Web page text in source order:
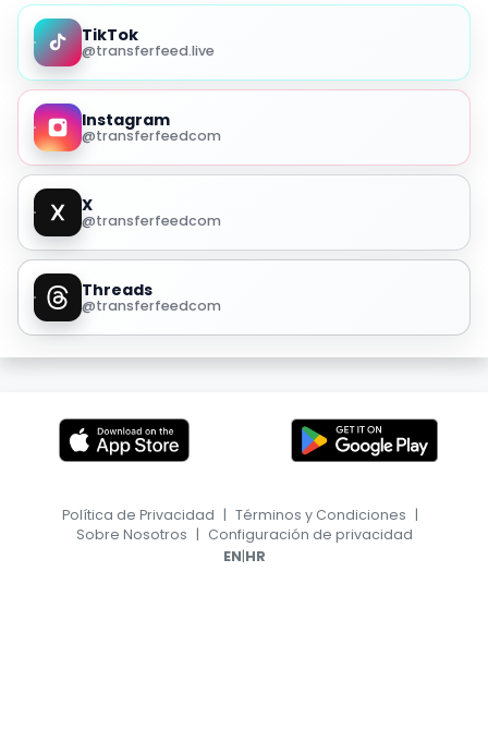
TikTok
@transferfeed.live
Instagram
@transferfeedcom
X
@transferfeedcom
Threads
@transferfeedcom
Política de Privacidad | Términos y Condiciones |
Sobre Nosotros | Configuración de privacidad
EN|HR